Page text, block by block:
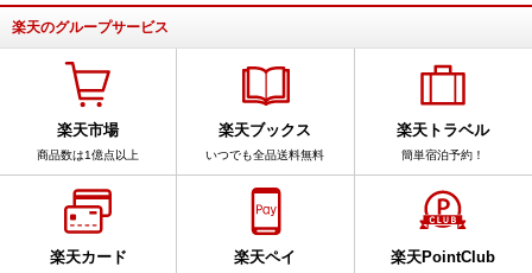
楽天のグループサービス
楽天市場
商品数は1億点以上
楽天ブックス
いつでも全品送料無料
楽天トラベル
簡単宿泊予約！
楽天カード 楽天ペイ 楽天PointClub